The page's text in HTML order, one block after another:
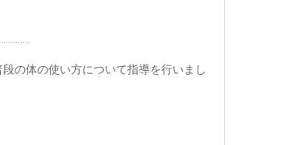
の体の使い方について指導を行いまし